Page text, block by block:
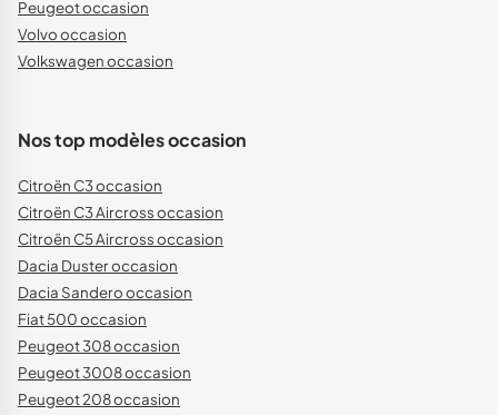
Peugeot occasion
Volvo occasion
Volkswagen occasion
Nos top modèles occasion
Citroën C3 occasion
Citroën C3 Aircross occasion
Citroën C5 Aircross occasion
Dacia Duster occasion
Dacia Sandero occasion
Fiat 500 occasion
Peugeot 308 occasion
Peugeot 3008 occasion
Peugeot 208 occasion